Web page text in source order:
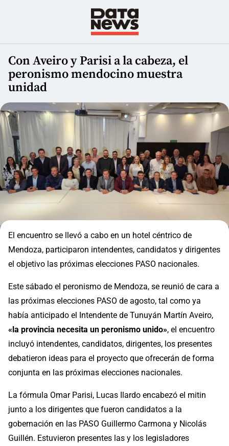
Con Aveiro y Parisi a la cabeza, el
peronismo mendocino muestra
unidad
El encuentro se llevó a cabo en un hotel céntrico de
Mendoza, participaron intendentes, candidatos y dirigentes
el objetivo las próximas elecciones PASO nacionales.
Este sábado el peronismo de Mendoza, se reunió de cara a
las próximas elecciones PASO de agosto, tal como ya
había anticipado el Intendente de Tunuyán Martín Aveiro,
«la provincia necesita un peronismo unido», el encuentro
incluyó intendentes, candidatos, dirigentes, los presentes
debatieron ideas para el proyecto que ofrecerán de forma
conjunta en las próximas elecciones nacionales.
La fórmula Omar Parisi, Lucas Ilardo encabezó el mitin
junto a los dirigentes que fueron candidatos a la
gobernación en las PASO Guillermo Carmona y Nicolás
Guillén. Estuvieron presentes las y los legisladores